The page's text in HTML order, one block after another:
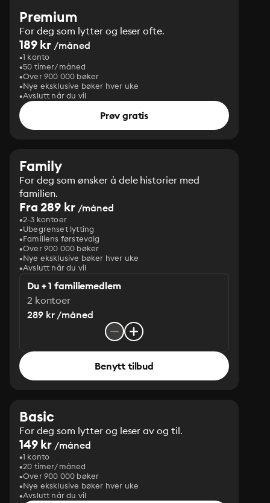
Premium
For deg som lytter og leser ofte.
189 kr /måned
1 konto
50 timer/måned
Over 900 000 bøker
Nye eksklusive bøker hver uke
Avslutt når du vil
Prøv gratis
Family
For deg som ønsker å dele historier med
familien.
Fra 289 kr/måned
2-3 kontoer
Ubegrenset lytting
Familiens førstevalg
Over 900 000 bøker
Nye eksklusive bøker hver uke
Avslutt når du vil
Du + 1 familiemedlem
2 kontoer
289 kr /måned
Benytt tilbud
Basic
For deg som lytter og leser av og til.
149 kr /måned
1 konto
20 timer/måned
Over 900 000 bøker
Nye eksklusive bøker hver uke
Avslutt når du vil